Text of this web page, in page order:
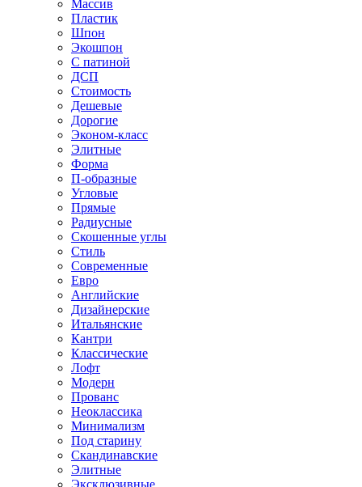
Массив
Пластик
Шпон
Экошпон
С патиной
ДСП
Стоимость
Дешевые
Дорогие
Эконом-класс
Элитные
Форма
П-образные
Угловые
Прямые
Радиусные
Скошенные углы
Стиль
Современные
Евро
Английские
Дизайнерские
Итальянские
Кантри
Классические
Лофт
Модерн
Прованс
Неоклассика
Минимализм
Под старину
Скандинавские
Элитные
Эксклюзивные